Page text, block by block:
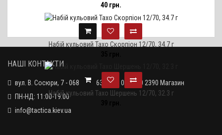
40 грн.
Набій кульовий Тахо Скорпіон 12/70, 34.7 г
Набій кульовий Тахо Шершень 12/70, 32.3 г
НАШІ КОНТАКТИ
вул. В. Сосюри, 7 - 068 881 3632 Тир; 099 320 2390 Магазин
ПН-НД: 11:00-19:00
info@tactica.kiev.ua